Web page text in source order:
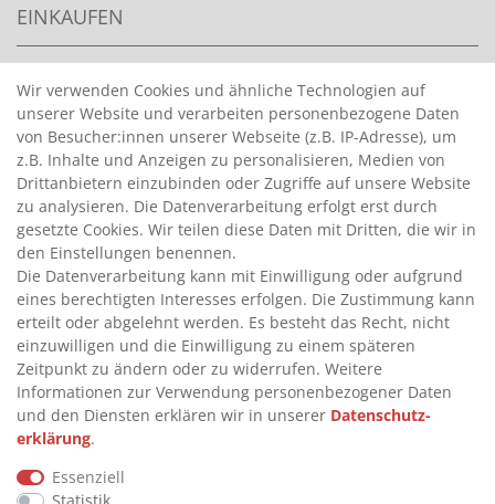
EINKAUFEN
HANDPUMPEN FÜR BENZIN
>
HANDPUMPEN FÜR ÖLE
>
TANKANLAGEN
>
ADBLUE® BETANKUNG
INFORMATIONEN
>
FAQ
>
VERTRAG WIDERRUFEN
>
WIDERRUFSRECHT
>
WIDERRUFSFORMULAR
IMPRESSUM
>
DATENSCHUTZERKLÄRUNG
Wir verwenden Cookies und ähnliche Technologien auf
unserer Website und verarbeiten personenbezogene Daten
von Besucher:innen unserer Webseite (z.B. IP-Adresse), um
z.B. Inhalte und Anzeigen zu personalisieren, Medien von
Drittanbietern einzubinden oder Zugriffe auf unsere Website
zu analysieren. Die Datenverarbeitung erfolgt erst durch
gesetzte Cookies. Wir teilen diese Daten mit Dritten, die wir in
den Einstellungen benennen.
Die Datenverarbeitung kann mit Einwilligung oder aufgrund
eines berechtigten Interesses erfolgen. Die Zustimmung kann
erteilt oder abgelehnt werden. Es besteht das Recht, nicht
einzuwilligen und die Einwilligung zu einem späteren
Zeitpunkt zu ändern oder zu widerrufen. Weitere
Informationen zur Verwendung personenbezogener Daten
und den Diensten erklären wir in unserer Daten­schutz­
erklärung.
Essenziell